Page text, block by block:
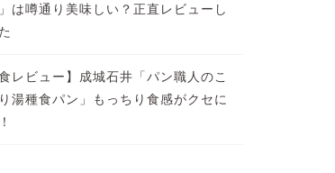
は噂通り美味しい？正直レビューし
食レビュー】成城石井「パン職人のこ
湯種食パン」もっちり食感がクセに